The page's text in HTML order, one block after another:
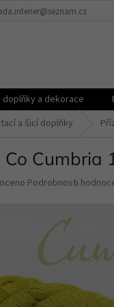
doplňky a dekorace
a šicí doplňky
Co
Podrobnosti